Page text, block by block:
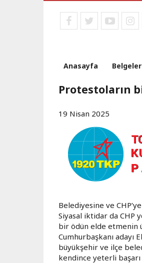
facebooktwitteryoutube
Anasayfa Belgeler
Protestoların
19 Nisan 2025
Belediyesine ve
Siyasal iktidar da
bir ödün elde etmenin
Cumhurbaşkanı
büyükşehir ve ilçe
kendince yeterli başarı